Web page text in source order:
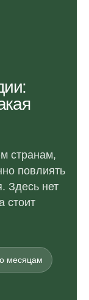
странам,
повлиять
Здесь нет
стоит
месяцам